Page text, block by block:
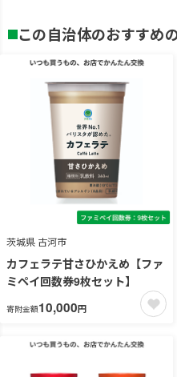
この自治体のおすすめ
茨城県 古河市
カフェラテ甘さひかえめ【ファ
ミペイ回数券9枚セット】
寄附金額10,000円